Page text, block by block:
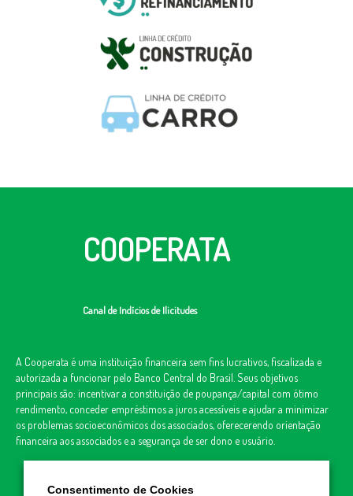
COOPERATA
Canal de Indícios de Ilicitudes
A Cooperata é uma instituição financeira sem fins lucrativos, fiscalizada e
autorizada a funcionar pelo Banco Central do Brasil. Seus objetivos
principais são: incentivar a constituição de poupança/capital com ótimo
rendimento, conceder empréstimos a juros acessíveis e ajudar a minimizar
os problemas socioeconômicos dos associados, oferecerendo orientação
financeira aos associados e a segurança de ser dono e usuário.
Consentimento de Cookies